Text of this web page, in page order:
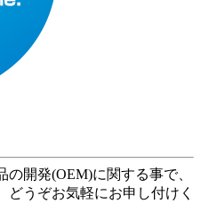
開発(OEM)に関する事で、
どうぞお気軽にお申し付けく